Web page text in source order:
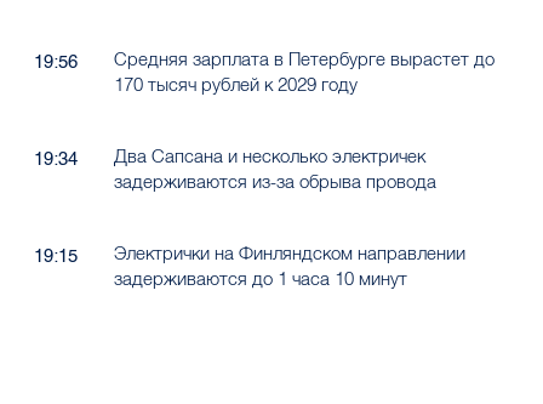
19:56
Средняя зарплата в Петербурге вырастет до
170 тысяч рублей к 2029 году
19:34
Два Сапсана и несколько электричек
задерживаются из-за обрыва провода
19:15
Электрички на Финляндском направлении
задерживаются до 1 часа 10 минут